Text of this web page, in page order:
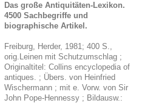
Das große Antiquitäten-Lexikon.
4500 Sachbegriffe und
biographische Artikel.
Freiburg, Herder, 1981; 400 S.,
orig.Leinen mit Schutzumschlag ;
Originaltitel: Collins encyclopedia of
antiques. ; Übers. von Heinfried
Wischermann ; mit e. Vorw. von Sir
John Pope-Hennessy ; Bildausw.: